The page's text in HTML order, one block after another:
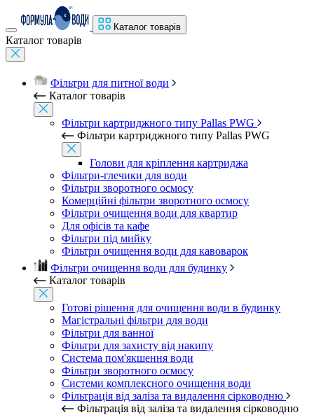
Каталог товарів
Каталог товарів
Фільтри для питної води
Каталог товарів
Фільтри картриджного типу Pallas PWG
Фільтри картриджного типу Pallas PWG
Голови для кріплення картриджа
Фільтри-глечики для води
Фільтри зворотного осмосу
Комерційні фільтри зворотного осмосу
Фільтри очищення води для квартир
Для офісів та кафе
Фільтри під мийку
Фільтри очищення води для кавоварок
Фільтри очищення води для будинку
Каталог товарів
Готові рішення для очищення води в будинку
Магістральні фільтри для води
Фільтри для ванної
Фільтри для захисту від накипу
Система пом'якшення води
Фільтри зворотного осмосу
Системи комплексного очищення води
Фільтрація від заліза та видалення сірководню
Фільтрація від заліза та видалення сірководню